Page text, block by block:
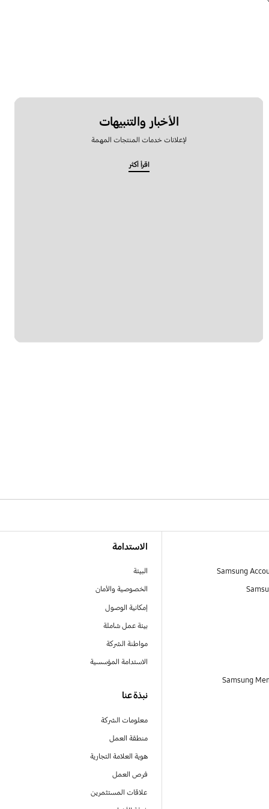
الأخبار والتنبيهات
لإعلانات خدمات المنتجات المهمة
اقرأ أكثر
الاستدامة
البيئة
الخصوصية والأمان
إمكانية الوصول
بيئة عمل شاملة
مواطنة الشركة
الاستدامة المؤسسية
نبذة عنا
معلومات الشركة
منطقة العمل
هوية العلامة التجارية
فرص العمل
علاقات المستثمرين